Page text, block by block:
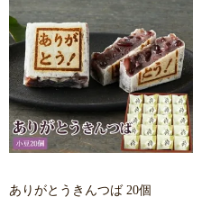
ありがとうきんつば 20個